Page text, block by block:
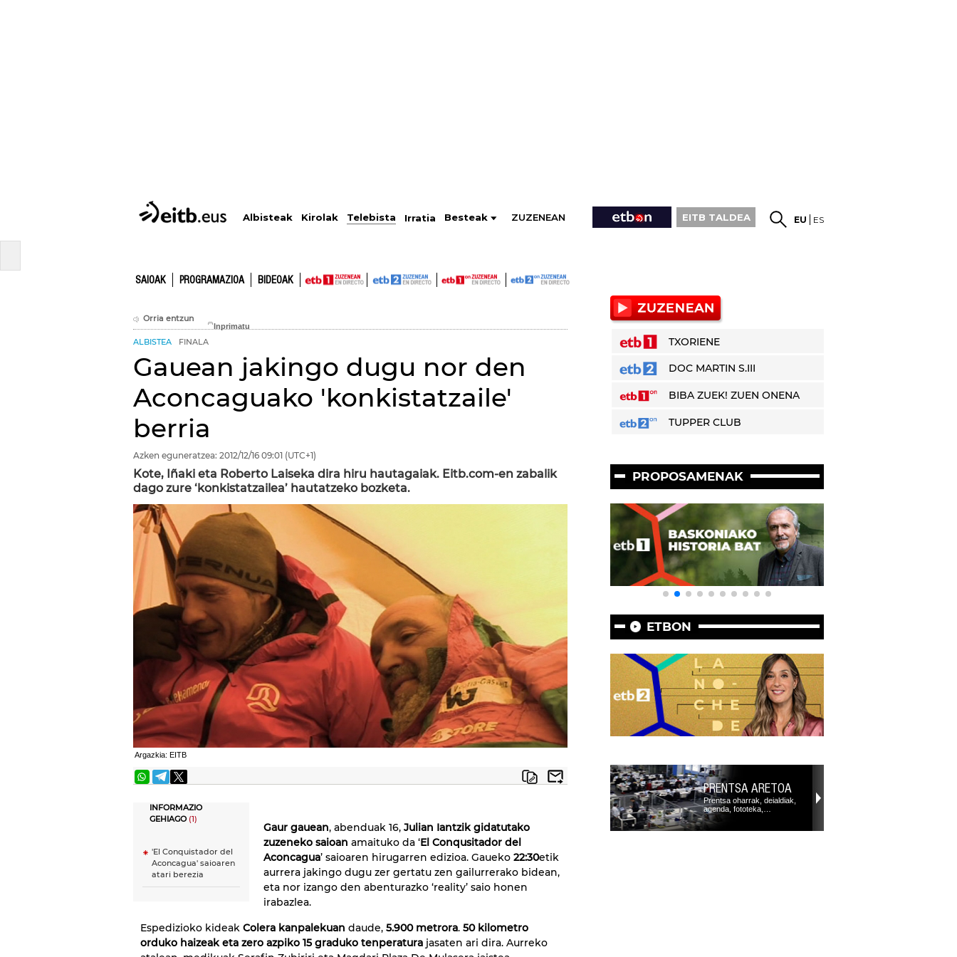
Albisteak Kirolak Telebista Irratia Besteak ZUZENEAN EITB TALDEA EU ES
SAIOAK PROGRAMAZIOA BIDEOAK
Orria entzun
ALBISTEA FINALA
Gauean jakingo dugu nor den
Aconcaguako 'konkistatzaile'
berria
Azken eguneratzea: 2012/12/16 09:01 (UTC+1)
Kote, Iñaki eta Roberto Laiseka dira hiru hautagaiak. Eitb.com-en zabalik
dago zure ‘konkistatzailea’ hautatzeko bozketa.
Argazkia: EITB
INFORMAZIO
GEHIAGO(1)
'El Conquistador del
Aconcagua' saioaren
atari berezia
Gaur gauean, abenduak 16, Julian Iantzik gidatutako
zuzeneko saioan amaituko da ‘El Conqusitador del
Aconcagua’ saioaren hirugarren edizioa. Gaueko 22:30etik
aurrera jakingo dugu zer gertatu zen gailurrerako bidean,
eta nor izango den abenturazko ‘reality’ saio honen
irabazlea.
Espedizioko kideak Colera kanpalekuan daude, 5.900 metrora. 50 kilometro
orduko haizeak eta zero azpiko 15 graduko tenperatura jasaten ari dira. Aurreko
TXORIENE
DOC MARTIN S.III
BIBA ZUEK! ZUEN ONENA
TUPPER CLUB
PROPOSAMENAK
ETBON
PRENTSA ARETOA
Prentsa oharrak, deialdiak,
agenda, fototeka,…